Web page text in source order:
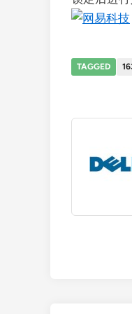
TAGGED